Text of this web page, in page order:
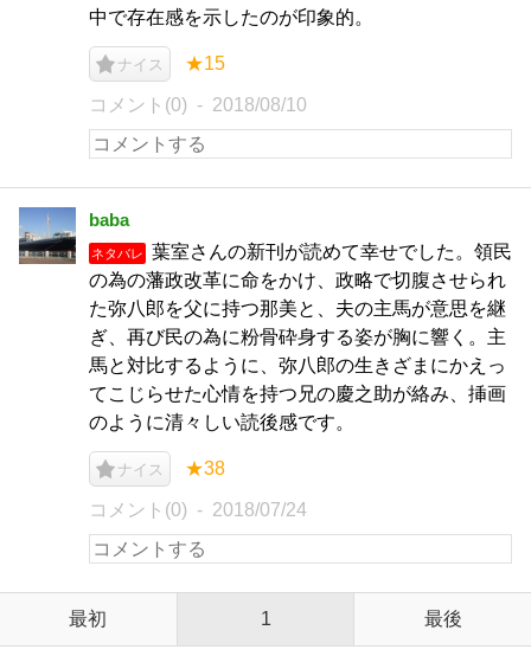
中で存在感を示したのが印象的。
ナイス ★15
コメント(0) 2018/08/10
baba
ネタバレ
葉室さんの新刊が読めて幸せでした。領民
の為の藩政改革に命をかけ、政略で切腹させられ
た弥八郎を父に持つ那美と、夫の主馬が意思を継
ぎ、再び民の為に粉骨砕身する姿が胸に響く。主
馬と対比するように、弥八郎の生きざまにかえっ
てこじらせた心情を持つ兄の慶之助が絡み、挿画
のように清々しい読後感です。
ナイス ★38
コメント(0) 2018/07/24
最初 1 最後